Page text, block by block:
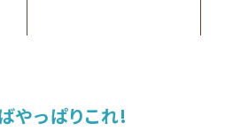
やっぱりこれ!